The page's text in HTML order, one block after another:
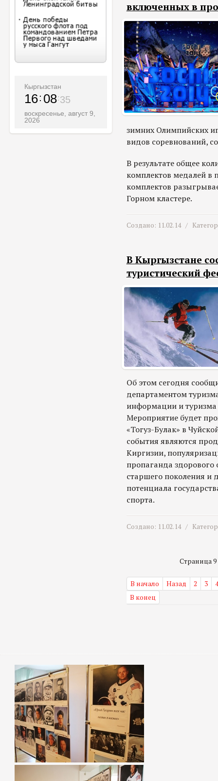
Кыргызстан
16 08 36
воскресенье, август 9,
2026
включенных в
зимних Олимпийских
видов соревнований,
В результате общее
комплектов медалей в
комплектов
Горном кластере.
Создано: 11.02.14 /
В Кыргызстане
туристический
Об этом сегодня
департаментом
информации и
Мероприятие будет
«Тогуз-Булак» в
события являются
Киргизии,
пропаганда
старшего поколения и
потенциала
спорта.
Создано: 11.02.14 /
Страница 9
В начало Назад 2 3
4
В конец